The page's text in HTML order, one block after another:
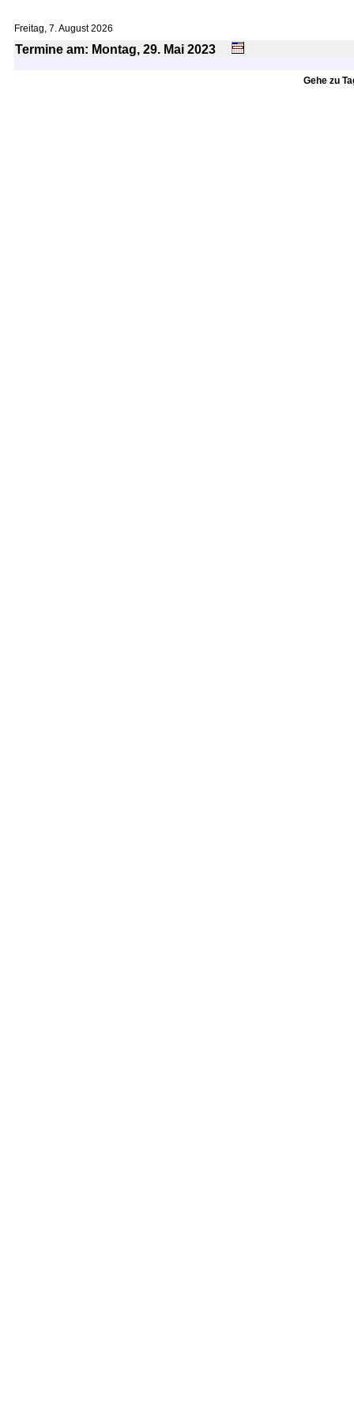
Freitag, 7. August 2026
Termine am: Montag, 29. Mai 2023
Gehe zu